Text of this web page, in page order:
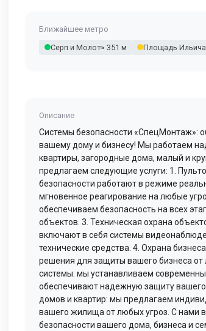
Ближайшее метро
Серп и Молот≈ 351 м Площадь Ильича
Описание
Системы безопасности «СпецМонтаж»:
вашему дому и бизнесу! Мы работаем
квартиры, загородные дома, малый и
предлагаем следующие услуги: 1.
безопасности работают в режиме
мгновенное реагирование на любые
обеспечиваем безопасность на всех
объектов. 3. Техническая охрана
включают в себя системы
технические средства. 4. Охрана
решения для защиты вашего бизнеса от
системы: мы устанавливаем
обеспечивают надежную защиту
домов и квартир: мы предлагаем
вашего жилища от любых угроз. С нами
безопасности вашего дома, бизнеса и